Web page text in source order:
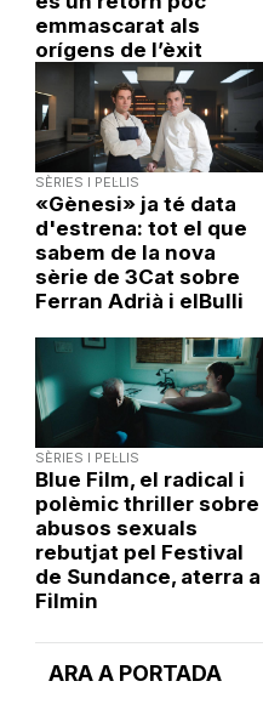
ARA A PORTADA
emmascarat als
orígens de l’èxit
SÈRIES I PEL·LIS
«Gènesi» ja té data
d'estrena: tot el que
sabem de la nova
sèrie de 3Cat sobre
Ferran Adrià i elBulli
SÈRIES I PEL·LIS
Blue Film, el radical i
polèmic thriller sobre
abusos sexuals
rebutjat pel Festival
de Sundance, aterra a
Filmin